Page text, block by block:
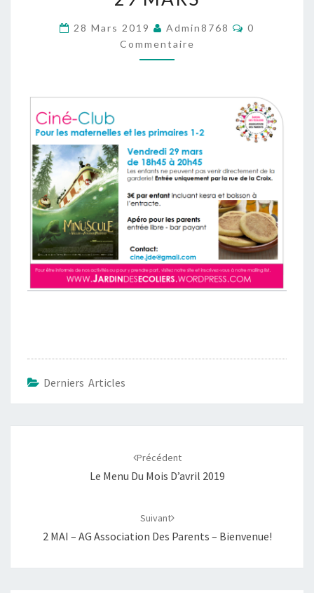
PRIMAIRES
1-
MARS
28 Mars 2019 Admin8768
0
Commentaire
Derniers Articles
Précédent
Le Menu Du Mois D’avril 2019
Suivant
2 MAI – AG Association Des Parents – Bienvenue!